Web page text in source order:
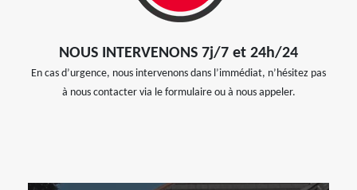
NOUS INTERVENONS 7j/7 et 24h/24
En cas d’urgence, nous intervenons dans l’immédiat, n’hésitez pas
à nous contacter via le formulaire ou à nous appeler.